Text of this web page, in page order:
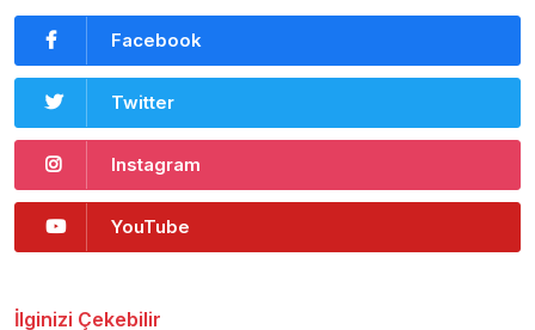
Facebook
Twitter
Instagram
YouTube
İlginizi Çekebilir